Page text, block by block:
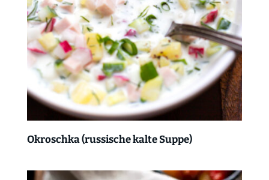
Okroschka (russische kalte Suppe)